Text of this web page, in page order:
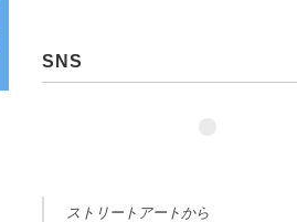
SNS
ストリートアートから